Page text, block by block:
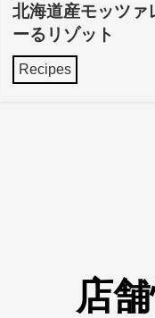
北海道産モッツァ
ーるリゾット
Recipes
店